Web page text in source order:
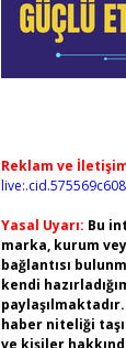
Reklam ve
Yasal Uyarı: Bu
marka, kurum
bağlantısı
kendi
haber niteliği
ve kişiler